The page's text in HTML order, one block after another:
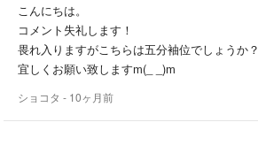
こんにちは。
コメント失礼します！
畏れ入りますがこちらは五分袖位でしょうか？
宜しくお願い致しますm(_ _)m
ショコタ - 10ヶ月前